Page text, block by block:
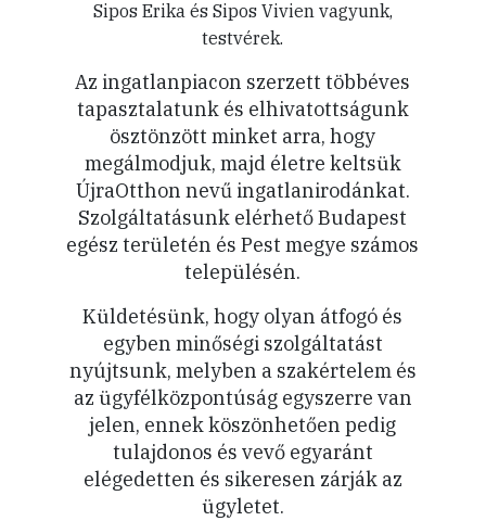
Sipos Erika és Sipos Vivien vagyunk,
testvérek.
Az ingatlanpiacon szerzett többéves
tapasztalatunk és elhivatottságunk
ösztönzött minket arra, hogy
megálmodjuk, majd életre keltsük
ÚjraOtthon nevű ingatlanirodánkat.
Szolgáltatásunk elérhető Budapest
egész területén és Pest megye számos
településén.
Küldetésünk, hogy olyan átfogó és
egyben minőségi szolgáltatást
nyújtsunk, melyben a szakértelem és
az ügyfélközpontúság egyszerre van
jelen, ennek köszönhetően pedig
tulajdonos és vevő egyaránt
elégedetten és sikeresen zárják az
ügyletet.